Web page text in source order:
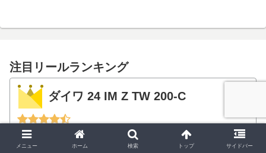
注目リールランキング
ダイワ 24 IM Z TW 200-C
メニュー ホーム 検索 トップ サイドバー